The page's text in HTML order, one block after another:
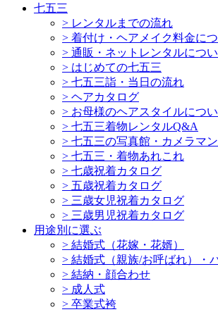
七五三
> レンタルまでの流れ
> 着付け・ヘアメイク料金に
> 通販・ネットレンタルにつ
> はじめての七五三
> 七五三詣・当日の流れ
> ヘアカタログ
> お母様のヘアスタイルにつ
> 七五三着物レンタルQ&A
> 七五三の写真館・カメラマ
> 七五三・着物あれこれ
> 七歳祝着カタログ
> 五歳祝着カタログ
> 三歳女児祝着カタログ
> 三歳男児祝着カタログ
用途別に選ぶ
> 結婚式（花嫁・花婿）
> 結婚式（親族/お呼ばれ）・
> 結納・顔合わせ
> 成人式
> 卒業式袴